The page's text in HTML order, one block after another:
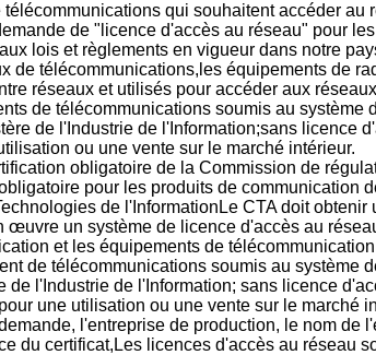
télécommunications qui souhaitent accéder
de "licence d'accès au réseau" pour
lois et règlements en vigueur dans notre
de télécommunications,les équipements de
réseaux et utilisés pour accéder aux
de télécommunications soumis au
de l'Industrie de l'Information;sans licence
ou une vente sur le marché intérieur.
obligatoire de la Commission de
pour les produits de communication
de l'InformationLe CTA doit
œuvre un système de licence d'accès au
et les équipements de
de télécommunications soumis au système
de l'Industrie de l'Information; sans licence
une utilisation ou une vente sur le marché
l'entreprise de production, le nom
du certificat,Les licences d'accès au réseau